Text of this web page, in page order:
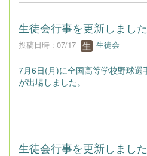
生徒会行事を更新しました
投稿日時 : 07/17 生徒会
7月6日(月)に全国高等学校野球選
が出場しました。
生徒会行事を更新しました